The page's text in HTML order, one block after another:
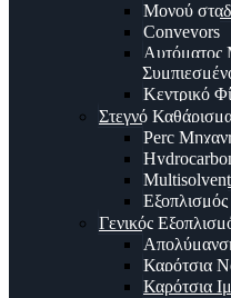
Μονού
Conveyors
Αυτόματος
Κεντρικό
Στεγνό
Perc
Εξοπλισμός
Γενικός
Καρότσια
Καρότσια